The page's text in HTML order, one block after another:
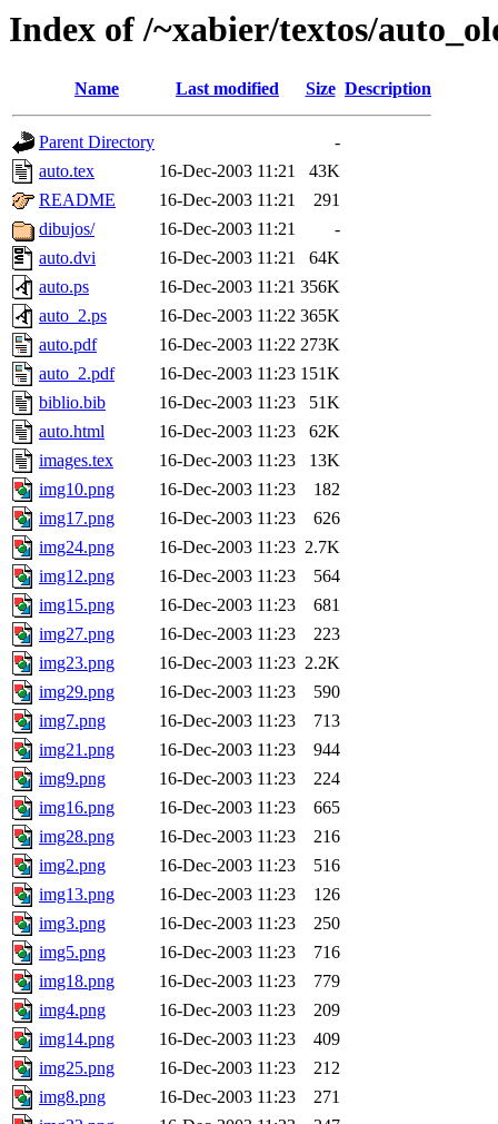
Index of /~xabier/textos/
Name Last modified Size Description
Parent Directory
-
auto.tex
16-Dec-2003 11:21
43K
README
16-Dec-2003 11:21
291
dibujos/
16-Dec-2003 11:21
-
auto.dvi
16-Dec-2003 11:21
64K
auto.ps
16-Dec-2003 11:21 356K
auto_2.ps
16-Dec-2003 11:22 365K
auto.pdf
16-Dec-2003 11:22 273K
auto_2.pdf
16-Dec-2003 11:23 151K
biblio.bib
16-Dec-2003 11:23
51K
auto.html
16-Dec-2003 11:23
62K
images.tex
16-Dec-2003 11:23
13K
img10.png
16-Dec-2003 11:23
182
img17.png
16-Dec-2003 11:23
626
img24.png
16-Dec-2003 11:23 2.7K
img12.png
16-Dec-2003 11:23
564
img15.png
16-Dec-2003 11:23
681
img27.png
16-Dec-2003 11:23
223
img23.png
16-Dec-2003 11:23 2.2K
img29.png
16-Dec-2003 11:23
590
img7.png
16-Dec-2003 11:23
713
img21.png
16-Dec-2003 11:23
944
img9.png
16-Dec-2003 11:23
224
img16.png
16-Dec-2003 11:23
665
img28.png
16-Dec-2003 11:23
216
img2.png
16-Dec-2003 11:23
516
img13.png
16-Dec-2003 11:23
126
img3.png
16-Dec-2003 11:23
250
img5.png
16-Dec-2003 11:23
716
img18.png
16-Dec-2003 11:23
779
img4.png
16-Dec-2003 11:23
209
img14.png
16-Dec-2003 11:23
409
img25.png
16-Dec-2003 11:23
212
img8.png
16-Dec-2003 11:23
271